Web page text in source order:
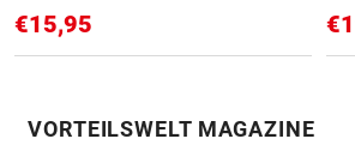
€15,95
VORTEILSWELT MAGAZINE